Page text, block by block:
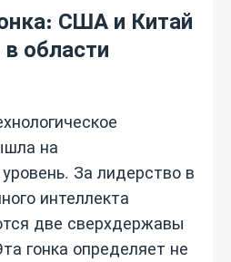
США и Китай
области
на
За лидерство в
интеллекта
две сверхдержавы
гонка определяет не